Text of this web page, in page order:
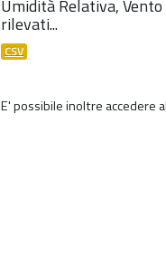
Umidità Relativa,
rilevati...
CSV
E' possibile inoltre accedere